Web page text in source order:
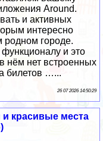
Around.
и активных
интересно
родном городе.
и это
нём нет встроенных
билетов …...
26 07 2026 14:50:29
и красивые места